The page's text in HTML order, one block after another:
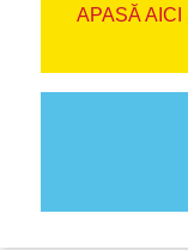
APASĂ